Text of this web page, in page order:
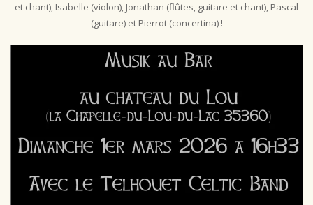
et chant), Isabelle (violon), Jonathan (flûtes, guitare et chant), Pascal
(guitare) et Pierrot (concertina) !